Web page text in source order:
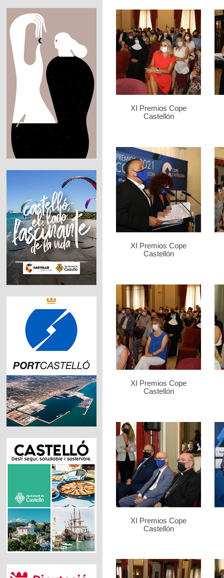
XI Premios Cope
Castellón
XI Premios Cope
Castellón
XI Premios Cope
Castellón
XI Premios Cope
Castellón